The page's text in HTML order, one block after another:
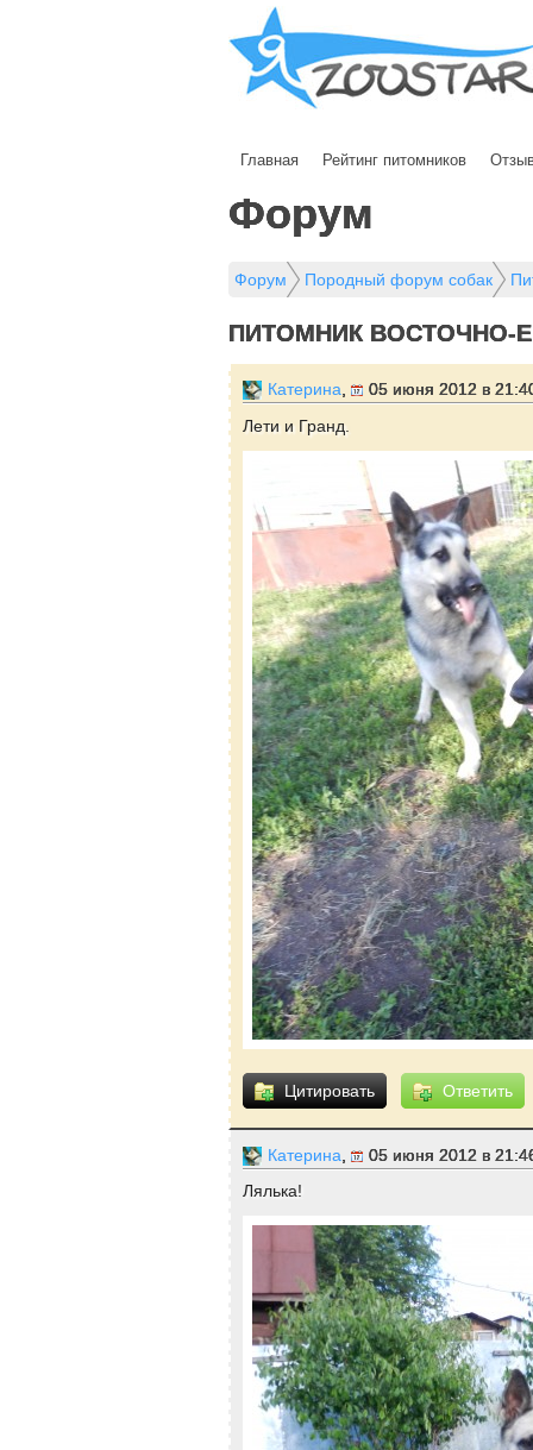
Главная Рейтинг питомников
Форум
Форум Породный форум собак
ПИТОМНИК ВОСТОЧНО-
Катерина
05 июня 2012 в
Лети и Гранд.
Цитировать Ответить
Катерина
05 июня 2012 в
Лялька!